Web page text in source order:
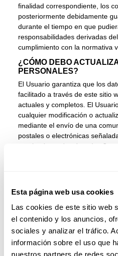
Esta página web usa cookies
Las cookies de este sitio web
el contenido y los anuncios,
sociales y analizar el tráfico.
información sobre el uso que
finalidad correspondiente, los
posteriormente debidamente
durante el tiempo en que
responsabilidades derivadas
cumplimiento con la normativa
¿CÓMO DEBO
PERSONALES?
El Usuario garantiza que los
facilitado a través de este sitio
actuales y completos. El
cualquier modificación o
mediante el envío de una
postales o electrónicas
puede ejercer los derechos?
¿CUÁLES SON LOS
legal. las necesarias para
el caso de que usted preste su
inequívoco. No obstante, en
vinculadas al evento Premier
que los datos facilitados por
comunicados a nuestro